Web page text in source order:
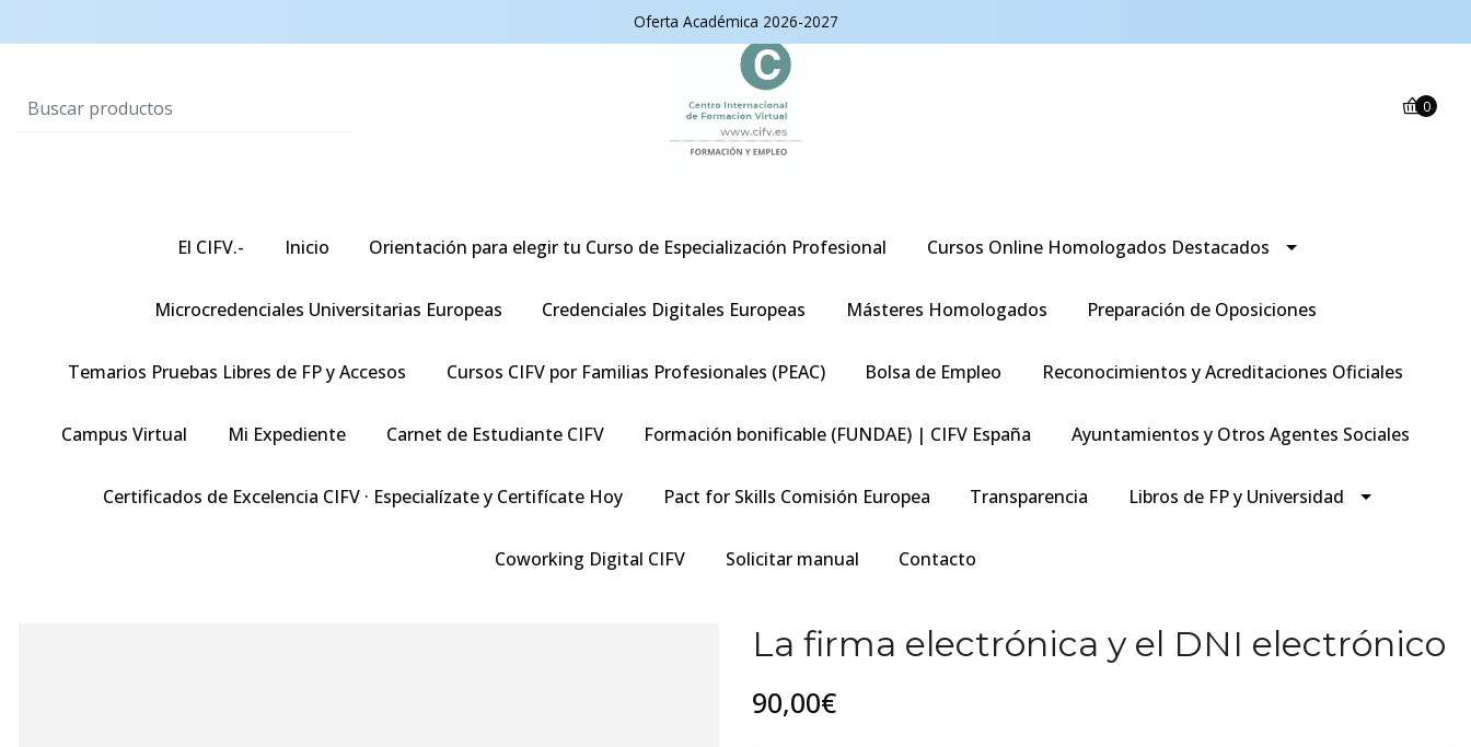
Oferta Académica 2026-2027
0
El CIFV.- Inicio Orientación para elegir tu Curso de Especialización Profesional Cursos Online Homologados Destacados
Microcredenciales Universitarias Europeas Credenciales Digitales Europeas Másteres Homologados Preparación de Oposiciones
Temarios Pruebas Libres de FP y Accesos Cursos CIFV por Familias Profesionales (PEAC) Bolsa de Empleo Reconocimientos y Acreditaciones Oficiales
Campus Virtual Mi Expediente Carnet de Estudiante CIFV Formación bonificable (FUNDAE) | CIFV España Ayuntamientos y Otros Agentes Sociales
Certificados de Excelencia CIFV · Especialízate y Certifícate Hoy Pact for Skills Comisión Europea Transparencia Libros de FP y Universidad
Coworking Digital CIFV Solicitar manual Contacto
La firma electrónica y el DNI electrónico
90,00€